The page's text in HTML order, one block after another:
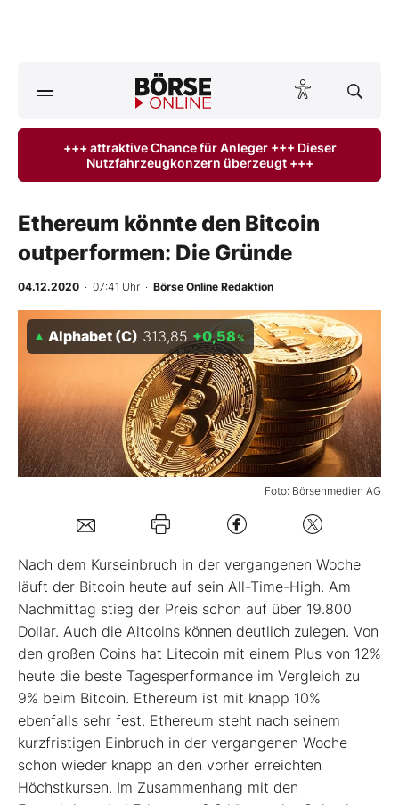
ktuelle Ausgabe BÖRSE ONLINE lesen
Anlageprodukte
Finanz-Check
BO-Musterdepots
Mein B:O
Kontakt
+++ attraktive Chance für Anleger +++ Dieser
Nutzfahrzeugkonzern überzeugt +++
Ethereum könnte den Bitcoin
outperformen: Die Gründe
04.12.2020 · 07:41 Uhr · Börse Online Redaktion
Foto: Börsenmedien AG
Alphabet (C) 313,85 +0,58%
Nach dem Kurseinbruch in der vergangenen Woche
läuft der Bitcoin heute auf sein All-Time-High. Am
Nachmittag stieg der Preis schon auf über 19.800
Dollar. Auch die Altcoins können deutlich zulegen. Von
den großen Coins hat Litecoin mit einem Plus von 12%
heute die beste Tagesperformance im Vergleich zu
9% beim Bitcoin. Ethereum ist mit knapp 10%
ebenfalls sehr fest. Ethereum steht nach seinem
kurzfristigen Einbruch in der vergangenen Woche
schon wieder knapp an den vorher erreichten
Höchstkursen. Im Zusammenhang mit den